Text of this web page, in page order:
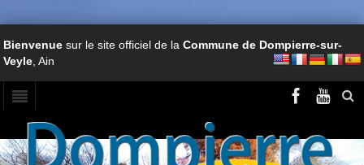
Bienvenuesur le site officiel de laCommune de Dompierre-sur-
Veyle , Ain